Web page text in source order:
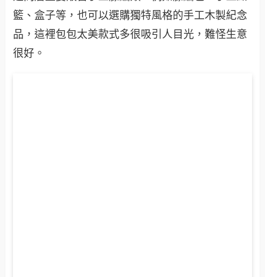
籃、盒子等，也可以選購獨特風格的手工木製紀念
品，這裡包包太美款式多很吸引人目光，難怪生意
很好。